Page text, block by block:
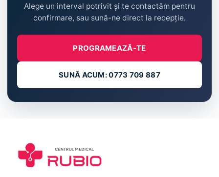
Alege un interval potrivit și te contactăm pentru
confirmare, sau sună-ne direct la recepție.
PROGRAMEAZĂ-TE
SUNĂ ACUM: 0773 709 887